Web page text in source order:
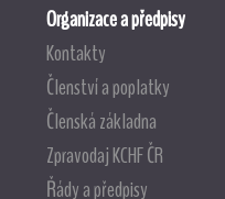
Organizace a předpisy
Kontakty
Členství a poplatky
Členská základna
Zpravodaj KCHF ČR
Řády a předpisy